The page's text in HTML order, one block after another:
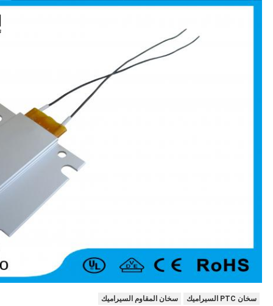
سخان PTC السيراميك
سخان المقاوم السيراميك